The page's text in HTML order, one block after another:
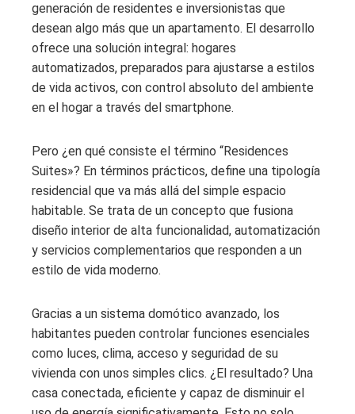
generación de residentes e inversionistas que
desean algo más que un apartamento. El desarrollo
ofrece una solución integral: hogares
automatizados, preparados para ajustarse a estilos
de vida activos, con control absoluto del ambiente
en el hogar a través del smartphone.
Pero ¿en qué consiste el término “Residences
Suites»? En términos prácticos, define una tipología
residencial que va más allá del simple espacio
habitable. Se trata de un concepto que fusiona
diseño interior de alta funcionalidad, automatización
y servicios complementarios que responden a un
estilo de vida moderno.
Gracias a un sistema domótico avanzado, los
habitantes pueden controlar funciones esenciales
como luces, clima, acceso y seguridad de su
vivienda con unos simples clics. ¿El resultado? Una
casa conectada, eficiente y capaz de disminuir el